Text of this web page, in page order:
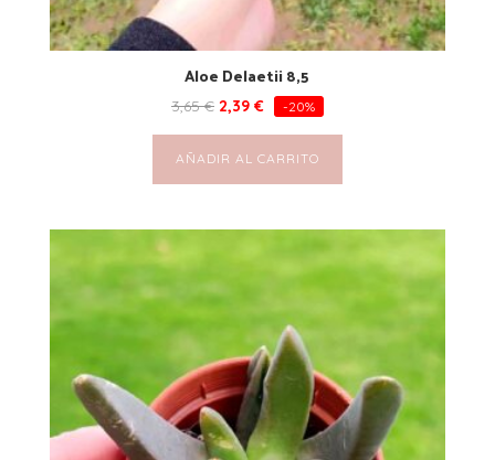
Aloe Delaetii 8,5
3,65€ 2,39 € -20%
AÑADIR AL CARRITO